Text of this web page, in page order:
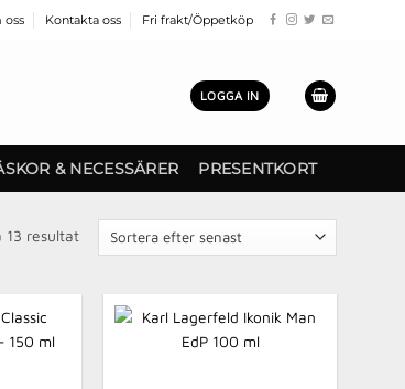
oss Kontakta oss Fri frakt/Öppetköp
LOGGA IN
& NECESSÄRER PRESENTKORT
13 resultatSortera
efter